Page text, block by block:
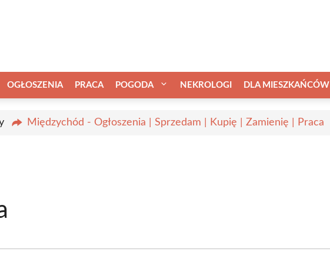
OGŁOSZENIA PRACA POGODA NEKROLOGI DLA MIESZKAŃCÓW
Międzychód - Ogłoszenia | Sprzedam | Kupię | Zamienię | Praca